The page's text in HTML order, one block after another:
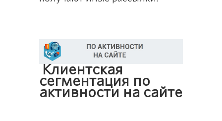
Клиентская
сегментация по
активности на сайте